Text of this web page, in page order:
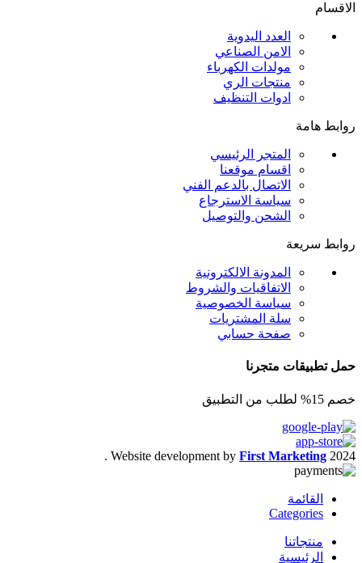
الاقسام
العدد اليدوية
الامن الصناعي
مولدات الكهرباء
منتجات الري
ادوات التنظيف
روابط هامة
المتجر الرئيسي
اقسام موقعنا
الاتصال بالدعم الفني
سياسة الاسترجاع
الشحن والتوصيل
روابط سريعة
المدونة الالكترونية
الاتفاقيات والشروط
سياسة الخصوصية
سلة المشتريات
صفحة حسابي
حمل تطبيقات متجرنا
خصم 15% لطلب من التطبيق
Website development by First Marketing 2024
.
القائمة
Categories
منتجاتنا
الرئيسية